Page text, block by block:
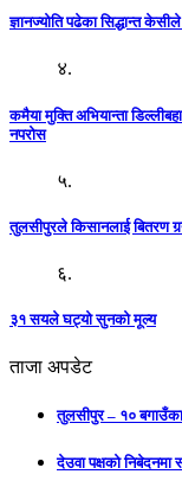
ज्ञानज्योति पढेका सिद्धान्त
४.
कमैया मुक्ति अभियान्ता
नपरोस
५.
तुलसीपुरले किसानलाई बितरण
६.
३१ सयले घट्यो सुनको मूल्य
ताजा अपडेट
तुलसीपुर – १०
देउवा पक्षको निबेदनमा